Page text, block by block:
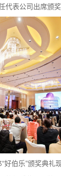
代表公司出席颁奖
好伯乐”颁奖典礼